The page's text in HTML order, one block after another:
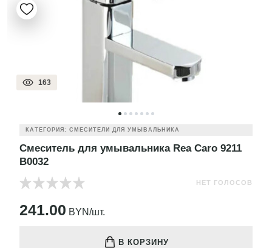
163
КАТЕГОРИЯ: СМЕСИТЕЛИ ДЛЯ УМЫВАЛЬНИКА
Смеситель для умывальника Rea Caro 9211
B0032
НЕТ ГОЛОСОВ
241.00 BYN/шт.
В КОРЗИНУ